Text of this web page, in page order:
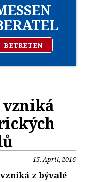
BETRETEN
vzniká
15. April, 2016
z bývalé